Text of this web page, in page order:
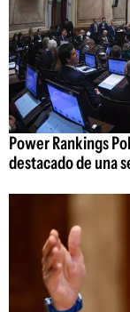
Power Rankings
destacado de una